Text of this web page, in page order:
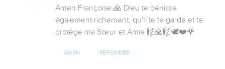
Amen Françoise 🙏 Dieu te bénisse
également richement, qu'Il te te garde et te
protège ma Sœur et Amie 🙌🙏🙌🕊️❤️🌹
AMEN RÉPONDRE